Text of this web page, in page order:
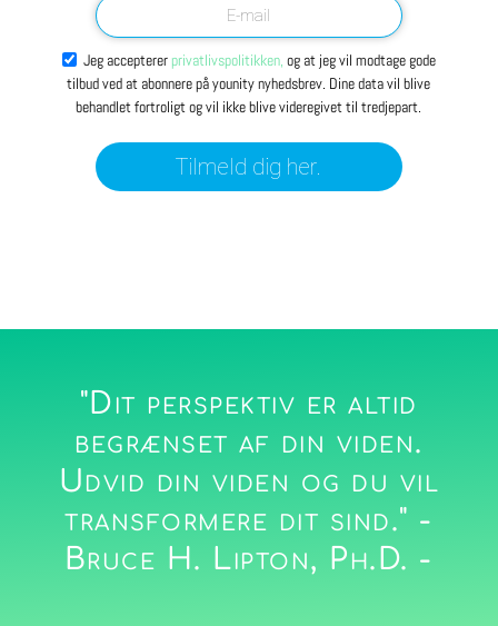
Jeg acceptererprivatlivspolitikken, og at jeg vil modtage gode
tilbud ved at abonnere på younity nyhedsbrev. Dine data vil blive
behandlet fortroligt og vil ikke blive videregivet til tredjepart.
Tilmeld dig her.
"Dit perspektiv er altid
begrænset af din viden.
Udvid din viden og du vil
transformere dit sind." -
Bruce H. Lipton, Ph.D. -